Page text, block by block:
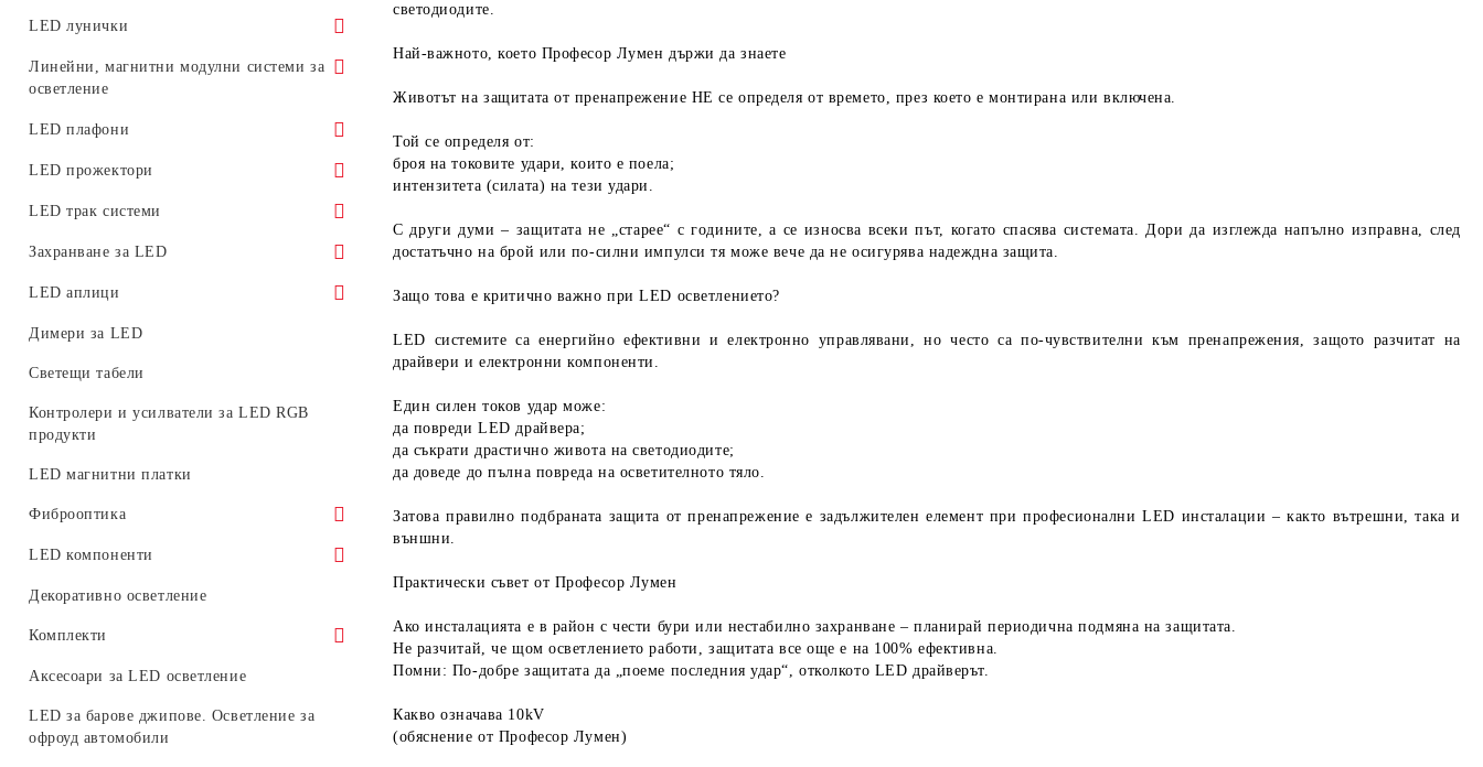
Модулни LED пури T5
Шини и тела за LED пури
шини
Промоционални предложения
LED крушки E14
LED крушки G4
LED лунички
LED лунички с цокъл GU10
Линейни, магнитни модулни системи за
осветление
Аксесоари за магнитни модулни
LED плафони
С дистанционно управление
LED прожектори
Класически LED прожектори
Фасадни LED прожектори
LED прожектори за релсов монтаж
Преносими работни LED прожектори
LED трак системи
Прожектори за LED трак (релсови)
Захранване за LED
Водоустойчиво
За вътрешна употреба
Захранване за магнитни модулни
Аварийно
LED аплици
Декоративни LED аплици
Димери за LED
Светещи табели
Контролери и усилватели за LED RGB
продукти
LED магнитни платки
Фиброоптика
Фиброоптични влакна светещи в края
Светодиодни генератори за
LED компоненти
Платки
Светодиоди
Декоративно осветление
Комплекти
Комплекти улични осветителни тела
Комплекти LED пури с тела или
шини
Аксесоари за LED осветление
LED за барове джипове. Осветление за
офроуд автомобили
светодиодите.
Най-важното, което Професор Лумен държи да знаете
Животът на защитата от пренапрежение НЕ се определя от времето, през което е монтирана или включена.
Той се определя от:
броя на токовите удари, които е поела;
интензитета (силата) на тези удари.
С други думи – защитата не „старее“ с годините, а се износва всеки път, когато спасява системата. Дори да изглежда напълно изправна, след
достатъчно на брой или по-силни импулси тя може вече да не осигурява надеждна защита.
Защо това е критично важно при LED осветлението?
LED системите са енергийно ефективни и електронно управлявани, но често са по-чувствителни към пренапрежения, защото разчитат на
драйвери и електронни компоненти.
Един силен токов удар може:
да повреди LED драйвера;
да съкрати драстично живота на светодиодите;
да доведе до пълна повреда на осветителното тяло.
Затова правилно подбраната защита от пренапрежение е задължителен елемент при професионални LED инсталации – както вътрешни, така и
външни.
Практически съвет от Професор Лумен
Ако инсталацията е в район с чести бури или нестабилно захранване –планирай периодична подмяна на защитата.
Не разчитай, че щом осветлението работи, защитата все още е на 100% ефективна.
Помни: По-добре защитата да „поеме последния удар“, отколкото LED драйверът.
Какво означава 10kV
(обяснение от Професор Лумен)